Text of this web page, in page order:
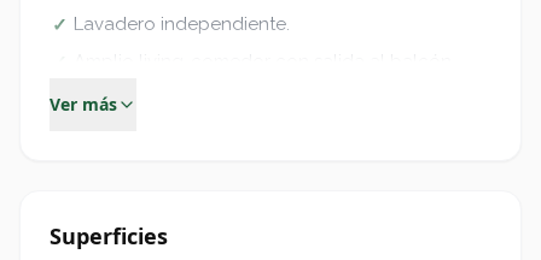
✓ Lavadero independiente.
✓ Dos baños completos.
✓ Terraza exclusiva con parrillero y piscina
Ver más
Superficies